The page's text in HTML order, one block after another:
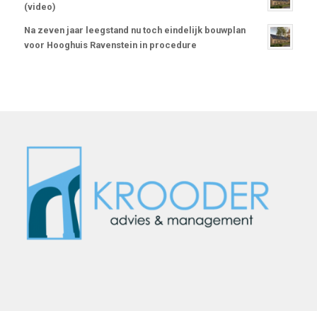
(video)
Na zeven jaar leegstand nu toch eindelijk bouwplan
voor Hooghuis Ravenstein in procedure